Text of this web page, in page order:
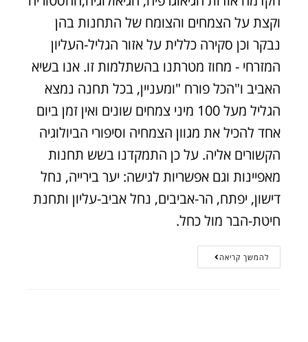
וקצת על הצמחים והצומח של התחנות בהן
נבקר וכן סקירה כללית על אזור הגליל-העליון
המזרחי - מחוז מטרתנו בהשתלמות זו. אנו בשיא
האביב ו"הכל פורח "ומעניין, בכל תחנה נמצא
הגליל מעל 100 מיני צמחים שונים ואין זמן ביום
אחד להכיל את מגוון הצמחיה וסיפורי הביולוגיה
הקשורים אליה. על כן התמקדנו בשש תחנות
מאפיינות וגם אפשריות לגישה: יער בירייה, נחל
דישון, יפתח, הר-אביבים, נחל אביב-עליון ותחנת
חיטת-הבר מול כחל.
להמשך קריאה